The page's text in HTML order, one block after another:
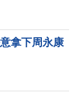
拿下周永康